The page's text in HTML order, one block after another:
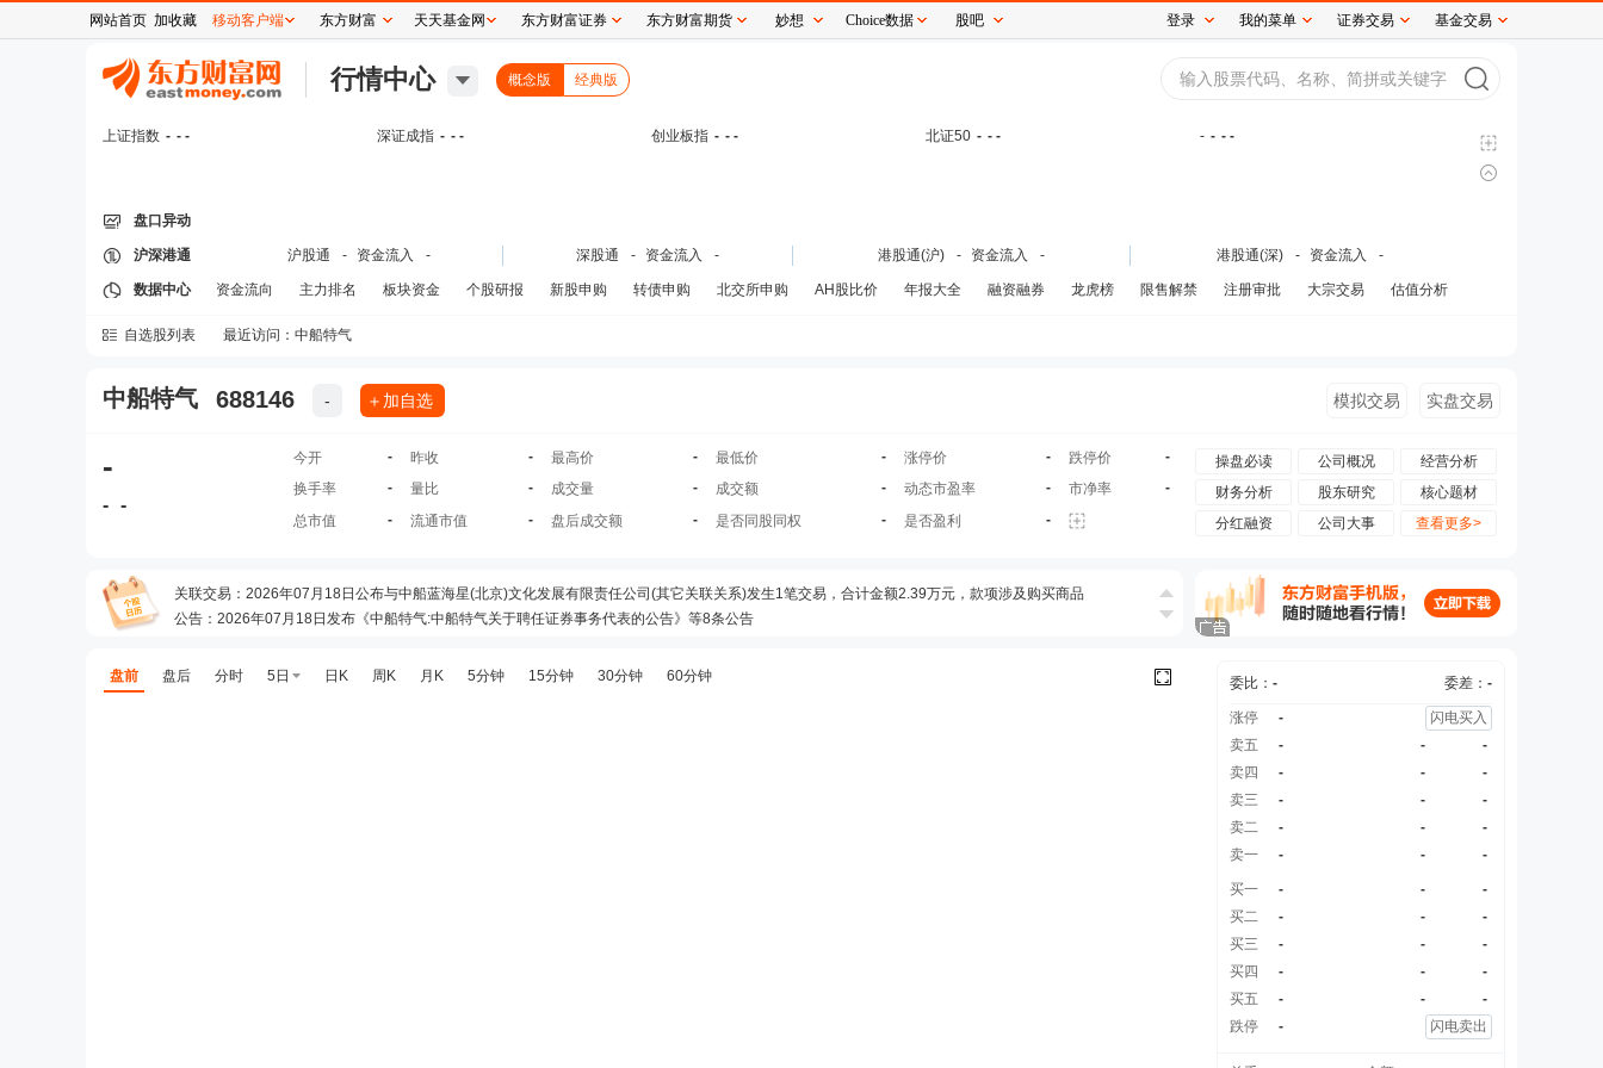
行情中心 概念版 经典版
上证指数 - - - 深证成指 - - - 创业板指 - - - 北证50 - - - - - - -
盘口异动
沪深港通 沪股通 - 资金流入 - 深股通 - 资金流入 - 港股通(沪) - 资金流入 - 港股通(深) - 资金流入 -
数据中心 资金流向 主力排名 板块资金 个股研报 新股申购 转债申购 北交所申购 AH股比价 年报大全 融资融券 龙虎榜 限售解禁 注册审批 大宗交易 估值分析
自选股列表 最近访问： 中船特气
中船特气 688146 - ＋加自选 模拟交易 实盘交易
-
- -
今开 - 昨收 - 最高价 - 最低价 - 涨停价 - 跌停价
-
换手率
- 量比 - 成交量 - 成交额 - 动态市盈率 - 市净率
-
总市值
- 流通市值 - 盘后成交额 - 是否同股同权 - 是否盈利 -
操盘必读 公司概况
经营分析
财务分析
股东研究
核心题材
分红融资
公司大事 查看更多>
关联交易 ： 2026年07月18日公布与中船蓝海星(北京)文化发展有限责任公司(其它关联关系)发生1笔交易，合计金额2.39万元，款项涉及购买商品
公告 ： 2026年07月18日发布《中船特气:中船特气关于聘任证券事务代表的公告》等8条公告
公告
2026年07月28日发布《中船特气:中船特气股票交易异常波动公告》
盘前 盘后 分时 5日 日K 周K 月K 5分钟 15分钟 30分钟 60分钟 委比： - 委差： -
涨停 -
闪电买入
卖五
- -
-
卖四
- -
-
卖三
- -
-
卖二
- -
-
卖一
- - -
买一 - -
-
买二
- -
-
买三
- -
-
买四
- -
-
买五
- -
-
跌停
- 闪电卖出
网站首页 加收藏 移动客户端 东方财富 天天基金网 东方财富证券 东方财富期货 妙想 Choice数据 股吧 登录 我的菜单 证券交易 基金交易